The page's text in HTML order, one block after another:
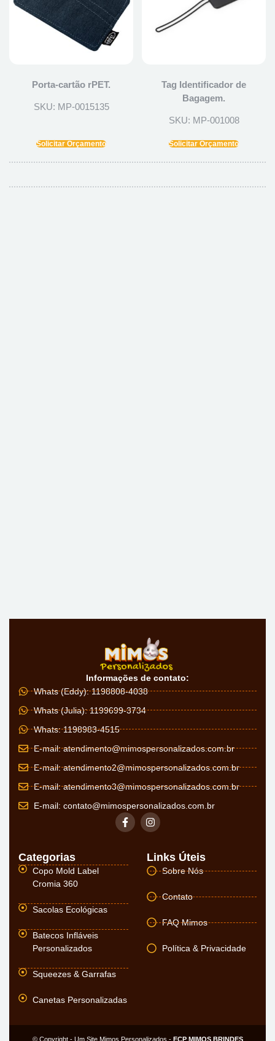
Porta-cartão rPET.
SKU: MP-0015135
Solicitar Orçamento
Tag Identificador de
Bagagem.
SKU: MP-001008
Solicitar Orçamento
Informações de contato:
Whats (Eddy): 1198808-4038
Whats (Julia): 1199699-3734
Whats: 1198983-4515
E-mail:atendimento@mimospersonalizados.com.br
E-mail:atendimento2@mimospersonalizados.com.br
E-mail:atendimento3@mimospersonalizados.com.br
E-mail: contato@mimospersonalizados.com.br
Categorias
Copo Mold Label
Cromia 360
Sacolas Ecológicas
Batecos Infláveis
Personalizados
Squeezes & Garrafas
Canetas Personalizadas
Links Úteis
Sobre Nós
Contato
FAQ Mimos
Política & Privacidade
© Copyright - Um Site Mimos Personalizados - ECP MIMOS BRINDES